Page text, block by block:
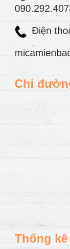
Điện
Chỉ
Thống